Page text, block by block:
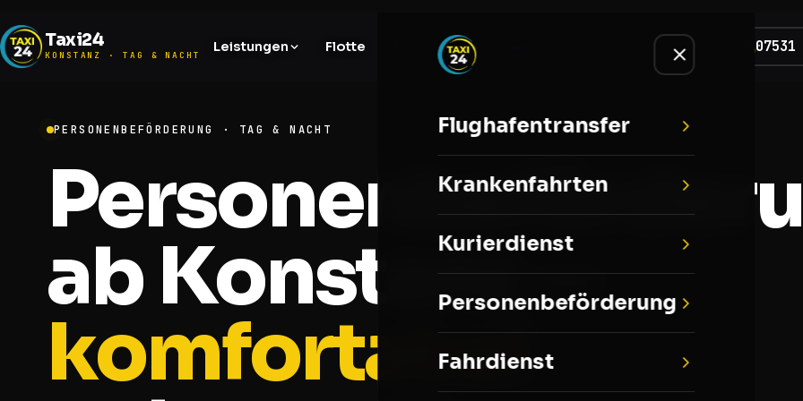
Taxi24
KONSTANZ · TAG & NACHT Leistungen Flotte Einsatzgebiet
Flughafentransfer
Krankenfahrten
Kurierdienst
Personenbeförderung
Fahrdienst
PERSONENBEFÖRDERUNG · TAG & NACHT
ab Konstanz —
komfortabel